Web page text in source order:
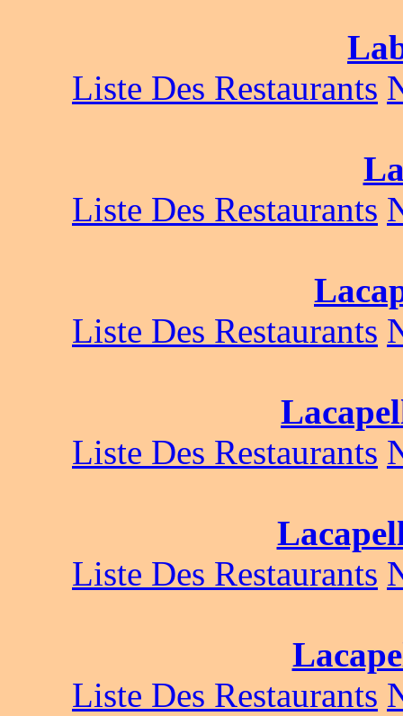
Liste Des Restaurants
Liste Des Restaurants
Liste Des Restaurants
Liste Des Restaurants
Liste Des Restaurants
Liste Des Restaurants